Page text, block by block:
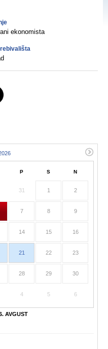
ekonomista
P S N
31 1 2
7 8 9
14 15 16
21 22 23
28 29 30
4 5 6
AVGUST